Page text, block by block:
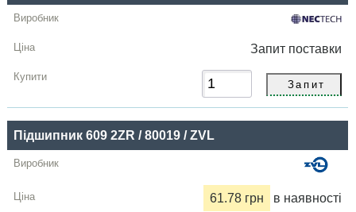
Запит поставки
Підшипник 609 2ZR / 80019 / ZVL
61.78 грн в наявності